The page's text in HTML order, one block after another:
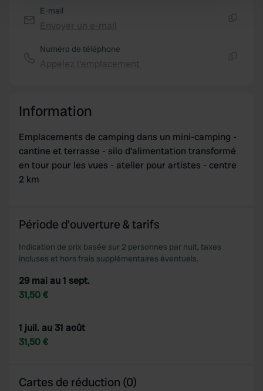
We use cookies to personalise content and ads, to
may combine it with other information that you’ve
provided to them or that they’ve collected from your use
of their services.
E-mail
Numéro de téléphone
Information
Emplacements de camping dans un mini-camping -
cantine et terrasse - silo d'alimentation transformé
en tour pour les vues - atelier pour artistes - centre
2 km
Période d'ouverture & tarifs
Indication de prix basée sur 2 personnes par nuit, taxes
incluses et hors frais supplémentaires éventuels.
29 mai au 1 sept.
31,50 €
1 juil. au 31 août
31,50 €
Cartes de réduction (0)